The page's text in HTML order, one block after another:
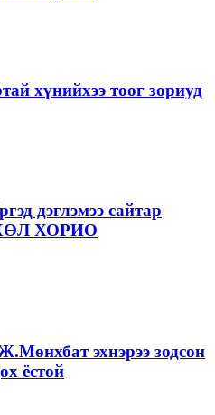
хүнийхээ тоог зориуд
дэглэмээ сайтар
ХОРИО
эхнэрээ зодсон
ёстой